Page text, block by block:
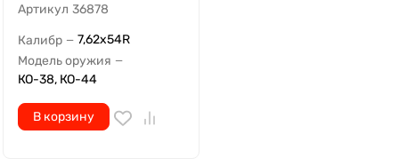
Артикул 36878
Калибр — 7,62x54R
Модель оружия —
КО-38, КО-44
В корзину